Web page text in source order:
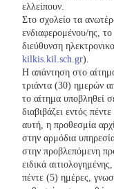
ελλείπουν.
Στο σχολείο τα
ενδιαφερομένου/ης,
διεύθυνση
kilkis.kil.sch.gr).
Η απάντηση στο
τριάντα (30) ημερών
το αίτημα υποβληθεί
διαβιβάζει εντός
αυτή, η προθεσμία
στην αρμόδια
στην προβλεπόμενη
ειδικά
πέντε (5) ημέρες,